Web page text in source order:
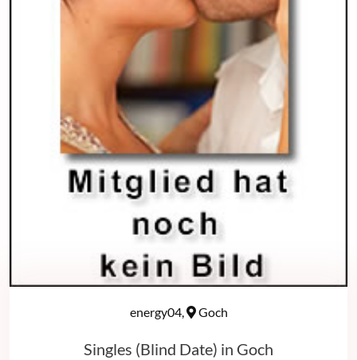
energy04, Goch
Singles (Blind Date) in Goch